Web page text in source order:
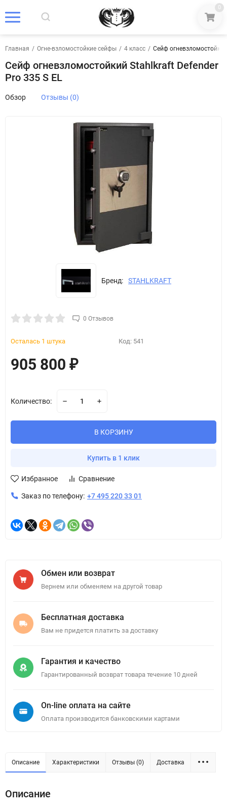
0
Главная / Огне-взломостойкие сейфы / 4 класс / Сейф
Сейф огневзломостойкий Stahlkraft Defender
Pro 335 S EL
Обзор Отзывы (0)
Бренд: STAHLKRAFT
0 Отзывов
Осталась 1 штука Код: 541
905 800 ₽
Количество:
В КОРЗИНУ
Купить в 1 клик
Избранное Сравнение
Заказ по телефону: +7 495 220 33 01
Обмен или возврат
Вернем или обменяем на другой товар
Бесплатная доставка
Вам не придется платить за доставку
Гарантия и качество
Гарантированный возврат товара течение 10 дней
On-line оплата на сайте
Оплата производится банковскими картами
Описание Характеристики Отзывы (0) Доставка
Описание